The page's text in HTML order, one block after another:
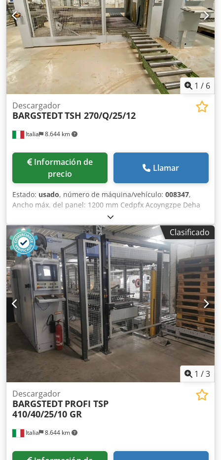
1 / 6
Italia 8.644 km
Descargador
BARGSTEDTTSH 270/Q/25/12
Información de
precio
Llamar
Estado: usado, número de máquina/vehículo: 008347,
Ancho máx. del panel: 1200 mm Cedpfx Acoyngzpe Deha
Longitud máx. del panel: 2500 mm Altura máx. de la pila
de paneles sobre el suelo: 1600 mm Capacidad de
elevación: 50 kg Capacidad de trabajo: 16 ciclos/min
Sistema de movimiento: con elementos de succión
Clasificado
1 /3
Italia 8.644 km
Descargador
BARGSTEDT PROFI TSP
410/40/25/10 GR